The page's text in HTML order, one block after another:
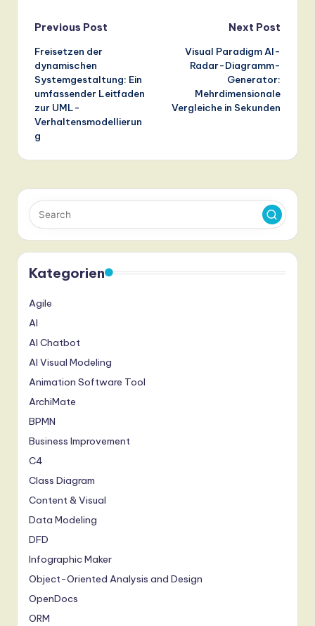
Post
navigation
Previous Post
Freisetzen der
dynamischen
Systemgestaltung: Ein
umfassender Leitfaden
zur UML-
Verhaltensmodellierun
g
Next Post
Visual Paradigm AI-
Radar-Diagramm-
Generator:
Mehrdimensionale
Vergleiche in Sekunden
Kategorien
Agile
AI
AI Chatbot
AI Visual Modeling
Animation Software Tool
ArchiMate
BPMN
Business Improvement
C4
Class Diagram
Content & Visual
Data Modeling
DFD
Infographic Maker
Object-Oriented Analysis and Design
OpenDocs
ORM